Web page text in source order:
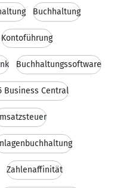
Buchhaltung
Kontoführung
Buchhaltungssoftware
Business Central
Zahlenaffinität